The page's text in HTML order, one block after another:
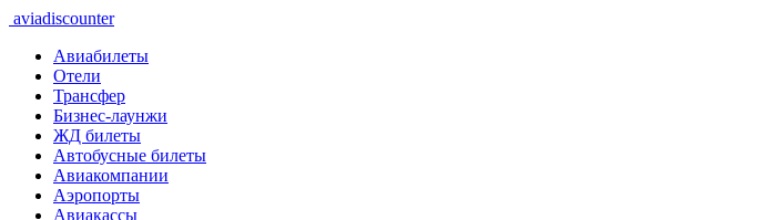
aviadiscounter
Авиабилеты
Отели
Трансфер
Бизнес-лаунжи
ЖД билеты
Автобусные билеты
Авиакомпании
Аэропорты
Авиакассы